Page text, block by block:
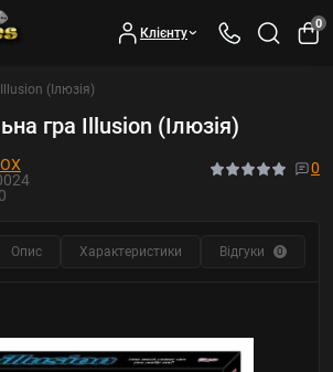
Клієнту
0
Illusion (Ілюзія)
гра Illusion (Ілюзія)
0
Опис Характеристики Відгуки 0